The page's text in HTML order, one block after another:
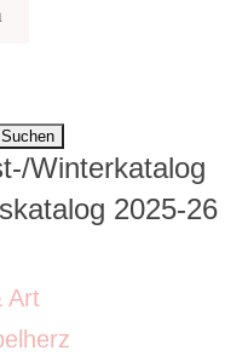
Winterkatalog
2025-26
Art